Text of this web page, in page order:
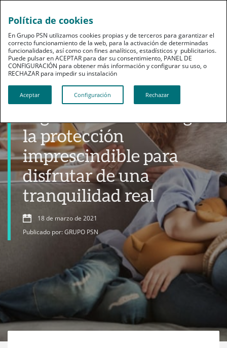
Productos
la protección
imprescindible para
disfrutar de una
tranquilidad real
18 de marzo de 2021
Publicado por: GRUPO PSN
Política de cookies
En Grupo PSN utilizamos cookies propias y de terceros para garantizar el
correcto funcionamiento de la web, para la activación de determinadas
funcionalidades, así como con fines analíticos, estadísticos y publicitarios.
Puede pulsar en ACEPTAR para dar su consentimiento, PANEL DE
CONFIGURACIÓN para obtener más información y configurar su uso, o
RECHAZAR para impedir su instalación​​​​​​​
Aceptar Configuración Rechazar